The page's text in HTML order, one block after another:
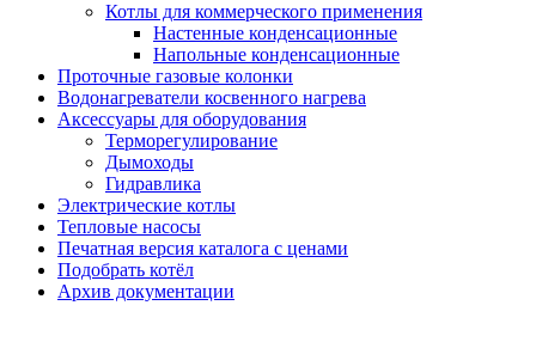
Котлы для коммерческого применения
Настенные конденсационные
Напольные конденсационные
Проточные газовые колонки
Водонагреватели косвенного нагрева
Аксессуары для оборудования
Терморегулирование
Дымоходы
Гидравлика
Электрические котлы
Тепловые насосы
Печатная версия каталога с ценами
Подобрать котёл
Архив документации